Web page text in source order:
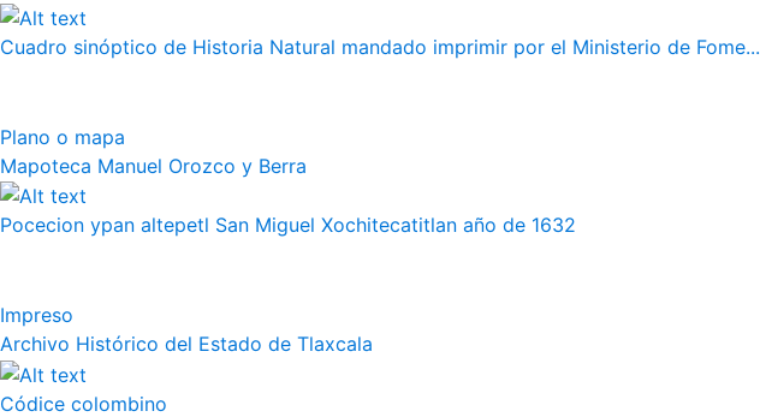
Cuadro sinóptico de Historia Natural mandado imprimir por el Ministerio de Fome...
Plano o mapa
Mapoteca Manuel Orozco y Berra
Pocecion ypan altepetl San Miguel Xochitecatitlan año de 1632
Impreso
Archivo Histórico del Estado de Tlaxcala
Códice colombino